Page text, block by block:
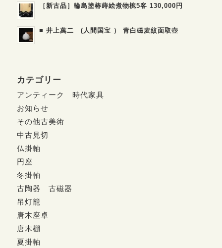
［新古品］輪島塗椿蒔絵煮物椀5客 130,000円
■ 井上萬二 (人間国宝 ） 青白磁麦紋面取壺
カテゴリー
アンティーク 時代家具
お知らせ
その他古美術
中古見切
仏掛軸
円座
冬掛軸
古陶器 古磁器
吊灯籠
唐木座卓
唐木棚
夏掛軸